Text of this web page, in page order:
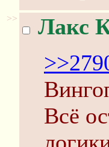
>> Лакс
Всё